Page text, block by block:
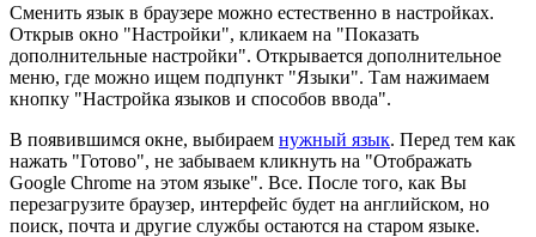
Сменить язык в браузере можно естественно в настройках.
Открыв окно "Настройки", кликаем на "Показать
дополнительные настройки". Открывается дополнительное
меню, где можно ищем подпункт "Языки". Там нажимаем
кнопку "Настройка языков и способов ввода".
В появившимся окне, выбираем нужный язык. Перед тем как
нажать "Готово", не забываем кликнуть на "Отображать
Google Chrome на этом языке". Все. После того, как Вы
перезагрузите браузер, интерфейс будет на английском, но
поиск, почта и другие службы остаются на старом языке.